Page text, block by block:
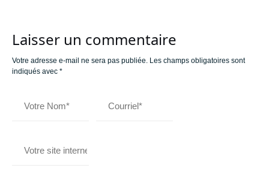
Laisser un commentaire
Votre adresse e-mail ne sera pas publiée. Les champs obligatoires sont
indiqués avec *